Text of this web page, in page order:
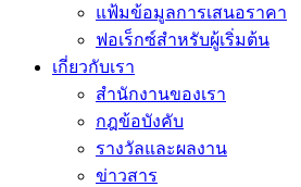
แฟ้มข้อมูลการเสนอราคา
ฟอเร็กซ์สำหรับผู้เริ่มต้น
เกี่ยวกับเรา
สำนักงานของเรา
กฎข้อบังคับ
รางวัลและผลงาน
ข่าวสาร